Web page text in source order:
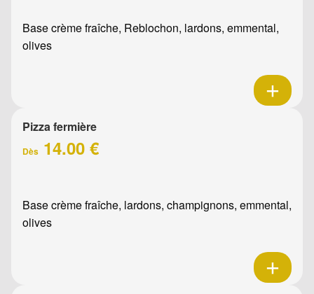
Base crème fraîche, Reblochon, lardons, emmental,
olives
Pizza fermière
Dès 14.00 €
Base crème fraîche, lardons, champignons, emmental,
olives